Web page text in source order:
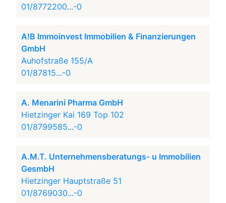
01/8772200...-0
A!B Immoinvest Immobilien & Finanzierungen
GmbH
Auhofstraße 155/A
01/87815...-0
A. Menarini Pharma GmbH
Hietzinger Kai 169 Top 102
01/8799585...-0
A.M.T. Unternehmensberatungs- u Immobilien
GesmbH
Hietzinger Hauptstraße 51
01/8769030...-0